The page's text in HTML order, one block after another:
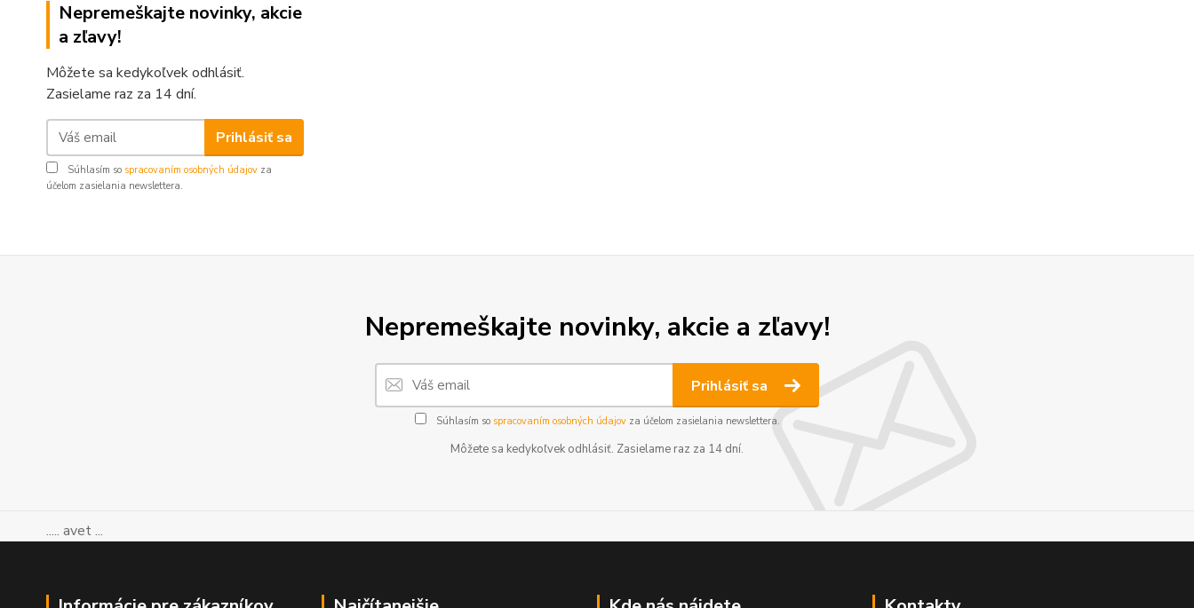
Nepremeškajte novinky, akcie
a zľavy!
Môžete sa kedykoľvek odhlásiť.
Zasielame raz za 14 dní.
Prihlásiť sa
Súhlasím so spracovaním osobných údajov za
účelom zasielania newslettera.
Nepremeškajte novinky, akcie a zľavy!
Prihlásiť sa
Súhlasím so spracovaním osobných údajovza účelom zasielania newslettera.
Môžete sa kedykoľvek odhlásiť. Zasielame raz za 14 dní.
..... avet ...